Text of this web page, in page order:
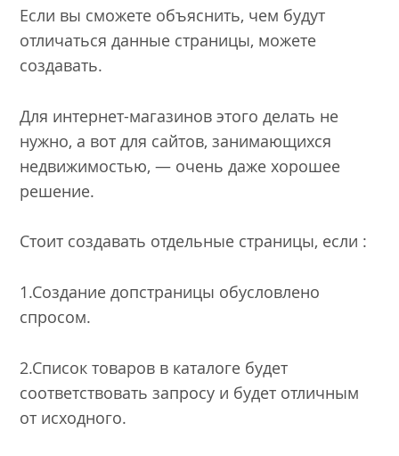
Если вы сможете объяснить, чем будут
отличаться данные страницы, можете
создавать.
Для интернет-магазинов этого делать не
нужно, а вот для сайтов, занимающихся
недвижимостью, — очень даже хорошее
решение.
Стоит создавать отдельные страницы, если :
1.Создание допстраницы обусловлено
спросом.
2.Список товаров в каталоге будет
соответствовать запросу и будет отличным
от исходного.